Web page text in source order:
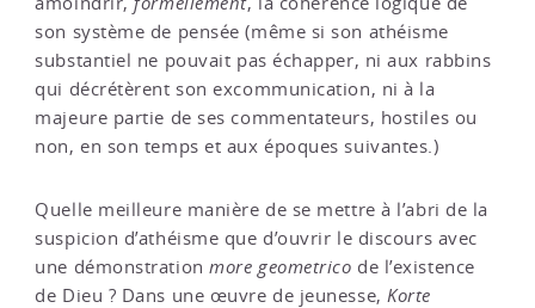
son système de pensée (même si son athéisme
substantiel ne pouvait pas échapper, ni aux rabbins
qui décrétèrent son excommunication, ni à la
majeure partie de ses commentateurs, hostiles ou
non, en son temps et aux époques suivantes.)
Quelle meilleure manière de se mettre à l’abri de la
suspicion d’athéisme que d’ouvrir le discours avec
une démonstrationmore geometrico de l’existence
de Dieu ? Dans une œuvre de jeunesse,Korte